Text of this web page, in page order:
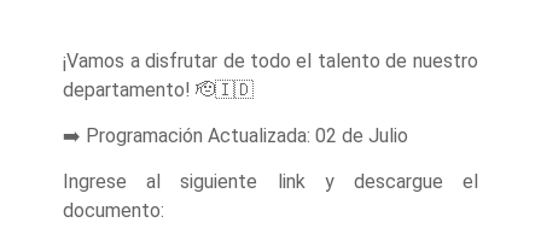
¡Vamos a disfrutar de todo el talento de nuestro
departamento! 🫡🇮🇩
➡️ Programación Actualizada: 02 de Julio
Ingrese al siguiente link y descargue el
documento: